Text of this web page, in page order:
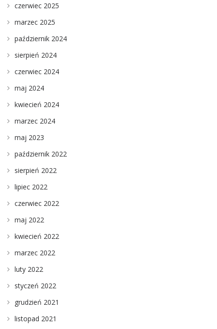
czerwiec 2025
marzec 2025
październik 2024
sierpień 2024
czerwiec 2024
maj 2024
kwiecień 2024
marzec 2024
maj 2023
październik 2022
sierpień 2022
lipiec 2022
czerwiec 2022
maj 2022
kwiecień 2022
marzec 2022
luty 2022
styczeń 2022
grudzień 2021
listopad 2021